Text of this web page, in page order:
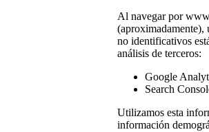
Al navegar por
(aproximadamente),
no identificativos
análisis de terceros:
Google
Search
Utilizamos esta
información